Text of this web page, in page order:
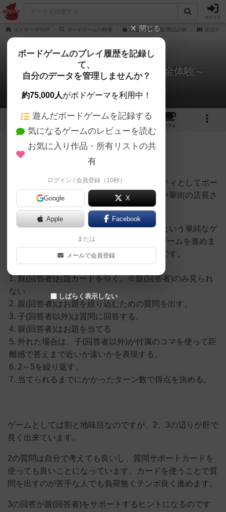
ログイン
ボドゲーマTOP ボードゲームの検索 黄金体験の通販/商品詳細 作品デー
ゴールドエクスペリエンス～黄金体験～
Suzuki Yuusukeさんのレビュー
4 1 13
カフェ
187名 1名 0 8年弱前
所属組織で利用する自己開示のアクティビティとしてボー
ドゲームを物色しているときに、リゴレ@中華街の店長さ
んからお勧めいただきました。
解答者が札を当てるまでのターン数を競うという単純なゲ
ームで、親(回答者)と1～5名の子に別れてゲームを進めま
す。ゲームの手番としては下記に示す通りです。
親(回答者)お題カードを引く。※親(回答者)のみ見られ
ない
親(回答者)はお題を絞り込むための質問を出す。
子(回答者以外)は質問に回答する。
親(回答者)はお題を当てる
外れた場合は、子(回答者以外)が付属のコマを使って距
離感で答えまで近いか遠いかを表現する。
2～5を繰り返す。
当てられるまでにかかったターン数で得点を決める。
ゲームとしては割と地味目なのですが、2、3の辺りが肝で
良く出来ています。
2の質問は自分で考えても良いし、質問サポートカードを
使っても良いことになっています。カードを使うことで質
問を出すのが苦手な人でも負荷無くテンポ良く進めます。
3の回答が親(回答者)をサポートするヒントになるのです
閉じる
ボードゲームのプレイ履歴を記録し
て、
自分のデータを管理しませんか？
約75,000人がボドゲーマを利用中！
遊んだボードゲームを記録する
気になるゲームのレビューを読む
お気に入り作品・所有リストの共
有
ログイン / 会員登録（10秒）
Google X
Apple Facebook
または
メールで会員登録
しばらく表示しない